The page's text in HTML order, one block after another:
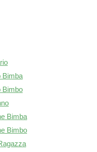
Bimba
Bimbo
Bimba
Bimbo